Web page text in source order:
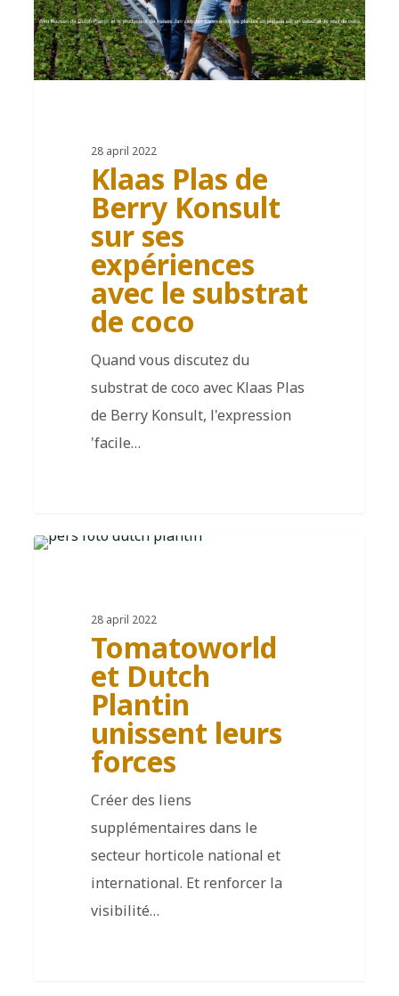
28 april 2022
Klaas Plas de
Berry Konsult
sur ses
expériences
avec le substrat
de coco
Quand vous discutez du
substrat de coco avec Klaas Plas
de Berry Konsult, l'expression
'facile…
28 april 2022
Tomatoworld
et Dutch
Plantin
unissent leurs
forces
Créer des liens
supplémentaires dans le
secteur horticole national et
international. Et renforcer la
visibilité…